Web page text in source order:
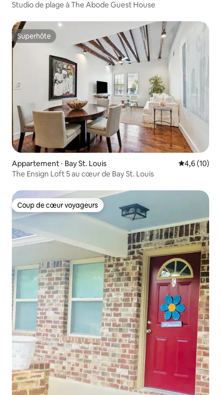
Studio de plage à The Abode Guest House
Superhôte
Superhôte
Appartement ⋅ Bay St. Louis Évaluation
4,6 (10)
The Ensign Loft 5 au cœur de Bay St. Louis
Coup de cœur voyageurs
Coup de cœur voyageurs